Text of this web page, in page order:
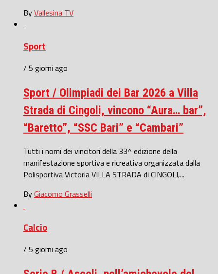
ByVallesina TV
Sport
/ 5 giorni ago
Sport / Olimpiadi dei Bar 2026 a Villa
Strada di Cingoli, vincono “Aura… bar”,
“Baretto”, “SSC Bari” e “Cambari”
Tutti i nomi dei vincitori della 33^ edizione della
manifestazione sportiva e ricreativa organizzata dalla
Polisportiva Victoria VILLA STRADA di CINGOLI,...
ByGiacomo Grasselli
Calcio
/ 5 giorni ago